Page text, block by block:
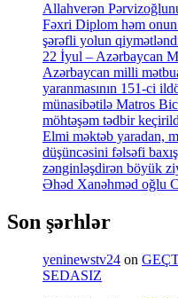
Allahverən
Fəxri Diplom həm
şərəfli yolun
22 İyul – Azərbaycan
Azərbaycan milli
yaranmasının 151-ci
münasibətilə Matros
möhtəşəm tədbir
Elmi məktəb yaradan,
düşüncəsini fəlsəfi
zənginləşdirən böyük
Əhəd Xanəhməd oğlu
Son şərhlər
yeninewstv24 on
SEDASIZ